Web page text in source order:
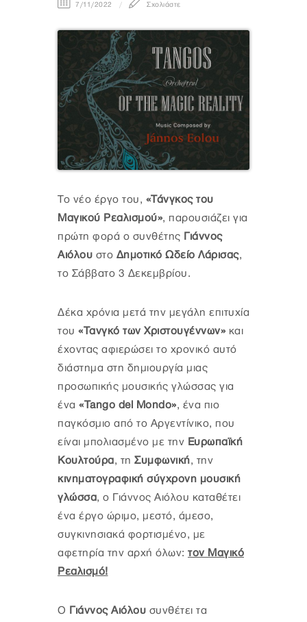
7/11/2022 Σχολιάστε
Το νέο έργο του, «Τάνγκος του
Μαγικού Ρεαλισμού», παρουσιάζει για
πρώτη φορά ο συνθέτης Γιάννος
Αιόλου στο Δημοτικό Ωδείο Λάρισας,
το Σάββατο 3 Δεκεμβρίου.
Δέκα χρόνια μετά την μεγάλη επιτυχία
του «Τανγκό των Χριστουγέννων» και
έχοντας αφιερώσει το χρονικό αυτό
διάστημα στη δημιουργία μιας
προσωπικής μουσικής γλώσσας για
ένα «Tango del Mondo», ένα πιο
παγκόσμιο από το Αργεντίνικο, που
είναι μπολιασμένο με την Ευρωπαϊκή
Κουλτούρα, τη Συμφωνική, την
κινηματογραφική σύγχρονη μουσική
γλώσσα, ο Γιάννος Αιόλου καταθέτει
ένα έργο ώριμο, μεστό, άμεσο,
συγκινησιακά φορτισμένο, με
αφετηρία την αρχή όλων: τον Μαγικό
Ρεαλισμό!
Ο Γιάννος Αιόλου συνθέτει τα